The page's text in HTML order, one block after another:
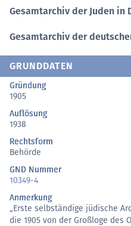
Gesamtarchiv der Juden in
Gesamtarchiv der
GRUNDDATEN
Gründung
1905
Auflösung
1938
Rechtsform
Behörde
GND Nummer
10349-4
Anmerkung
„Erste selbständige jüdische
die 1905 von der Großloge des